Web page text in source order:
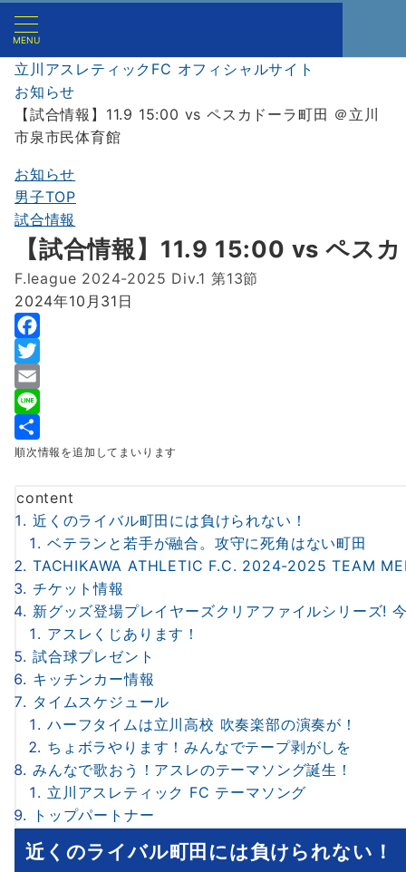
MENU
立川アスレティックFC オフィシャルサイト
お知らせ
【試合情報】11.9 15:00 vs ペスカドーラ町田 ＠立川
市泉市民体育館
お知らせ
男子TOP
試合情報
【試合情報】11.9 15:00 vs ペス
F.league 2024-2025 Div.1 第13節
2024年10月31日
F
a
c
e
b
o
k
T
w
t
e
r
E
m
a
l
L
i
e
共
順次情報を追加してまいります
content
近くのライバル町田には負けられない！
ベテランと若手が融合。攻守に死角はない町田
TACHIKAWA ATHLETIC F.C. 2024-2025 TEAM
チケット情報
新グッズ登場プレイヤーズクリアファイルシリーズ!
アスレくじあります！
試合球プレゼント
キッチンカー情報
タイムスケジュール
ハーフタイムは立川高校 吹奏楽部の演奏が！
ちょボラやります！みんなでテープ剥がしを
みんなで歌おう！アスレのテーマソング誕生！
立川アスレティック FC テーマソング
トップパートナー
近くのライバル町田には負けられない！